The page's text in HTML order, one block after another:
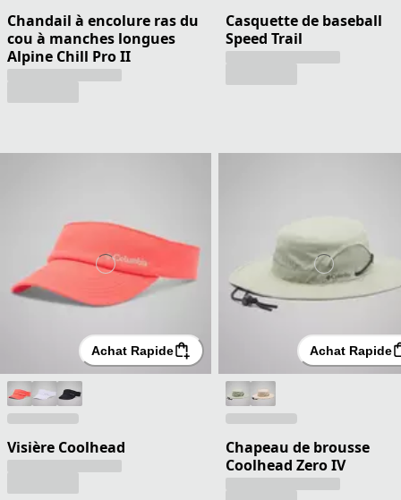
Chandail à encolure ras du
cou à manches longues
Alpine Chill Pro II
Casquette de baseball
Speed Trail
Achat Rapide
Visière Coolhead
Achat Rapide
Chapeau de brousse
Coolhead Zero IV